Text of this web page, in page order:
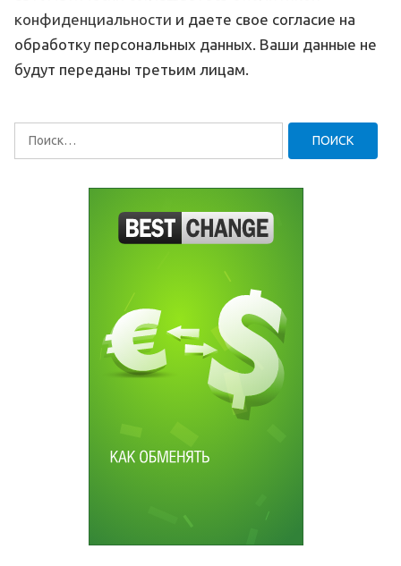
конфиденциальности и даете свое согласие на
обработку персональных данных. Ваши данные не
будут переданы третьим лицам.
Найти: